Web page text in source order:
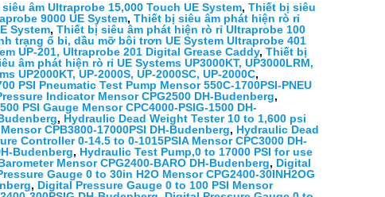
âm Ultraprobe 15,000 Touch UE System, Thiết bị siêu
9000 UE System, Thiết bị siêu âm phát hiện rò rỉ
System, Thiết bị siêu âm phát hiện rò rỉ Ultraprobe 100
trạng ổ bi, dầu mỡ bôi trơn UE System Ultraprobe 401
UP-201, Ultraprobe 201 Digital Grease Caddy, Thiết bị
âm phát hiện rò rỉ UE Systems UP3000KT, UP3000LRM,
UP2000KT, UP-2000S, UP-2000SC, UP-2000C,
PSI Pneumatic Test Pump Mensor 550C-1700PSI-PNEU
Indicator Mensor CPG2500 DH-Budenberg,
PSI Gauge Mensor CPC4000-PSIG-1500 DH-
, Hydraulic Dead Weight Tester 10 to 1,600 psi
CPB3800-17000PSI DH-Budenberg, Hydraulic Dead
Controller 0-14.5 to 0-1015PSIA Mensor CPC3000 DH-
Budenberg, Hydraulic Test Pump,0 to 17000 PSI for use
Mensor CPG2400-BARO DH-Budenberg, Digital
Gauge 0 to 30in H2O Mensor CPG2400-30INH2OG
, Digital Pressure Gauge 0 to 100 PSI Mensor